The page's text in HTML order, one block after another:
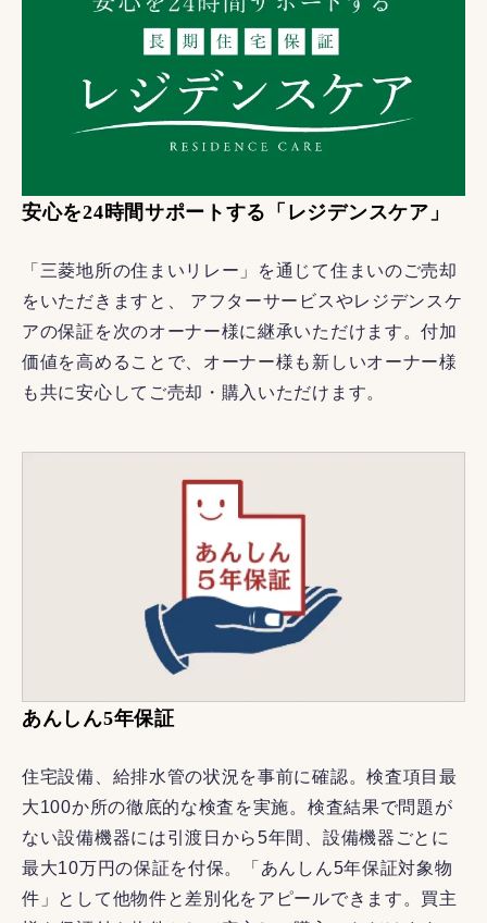
安心を24時間サポートする「レジデンスケア」
「三菱地所の住まいリレー」を通じて住まいのご売却
をいただきますと、 アフターサービスやレジデンスケ
アの保証を次のオーナー様に継承いただけます。付加
価値を高めることで、オーナー様も新しいオーナー様
も共に安心してご売却・購入いただけます。
あんしん5年保証
住宅設備、給排水管の状況を事前に確認。検査項目最
大100か所の徹底的な検査を実施。検査結果で問題が
ない設備機器には引渡日から5年間、設備機器ごとに
最大10万円の保証を付保。「あんしん5年保証対象物
件」として他物件と差別化をアピールできます。買主